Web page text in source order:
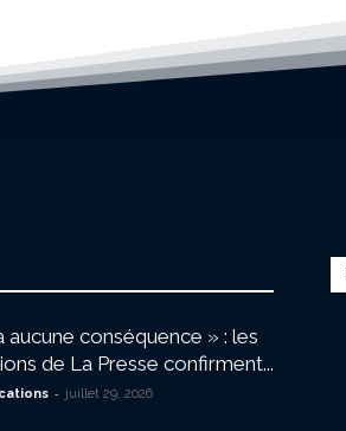
aucune conséquence » : les
de La Presse confirment...
- juillet 29, 2026